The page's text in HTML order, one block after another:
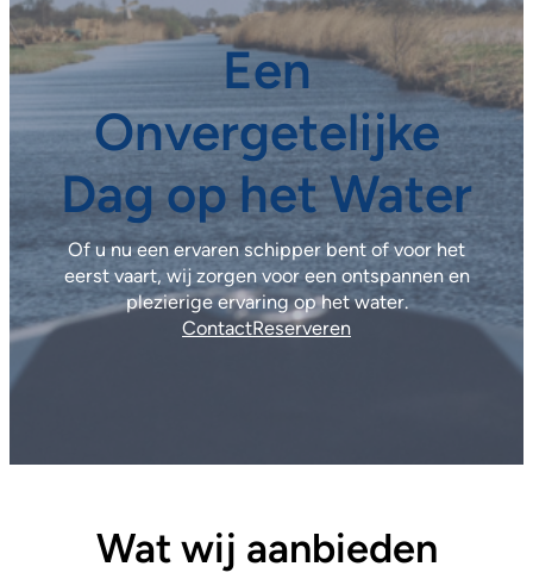
Een
Onvergetelijke
Dag op het Water
Of u nu een ervaren schipper bent of voor het
eerst vaart, wij zorgen voor een ontspannen en
plezierige ervaring op het water.
ContactReserveren
Wat wij aanbieden